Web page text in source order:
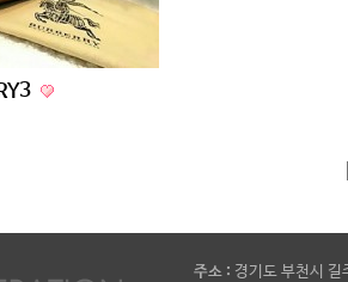
주소 : 경기도 부천시